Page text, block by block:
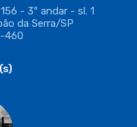
- 3º andar - sl. 1
da Serra/SP
460